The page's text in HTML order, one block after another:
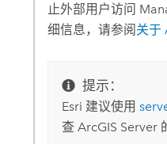
止外部用户访问
细信息，请参阅关于
提示：
Esri 建议使用
查 ArcGIS Server